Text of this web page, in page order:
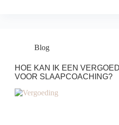
Blog
HOE KAN IK EEN
VOOR SLAAPCOACHING?